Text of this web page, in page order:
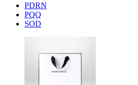
PDRN
PQQ
SOD